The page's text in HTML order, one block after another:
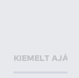
KIEMELT